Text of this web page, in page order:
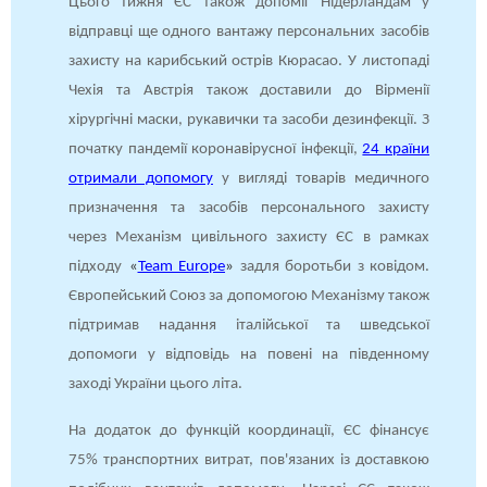
відправці ще одного вантажу персональних засобів
захисту на карибський острів Кюрасао. У листопаді
Чехія та Австрія також доставили до Вірменії
хірургічні маски, рукавички та засоби дезинфекції. З
початку пандемії коронавірусної інфекції,24 країни
отримали допомогу у вигляді товарів медичного
призначення та засобів персонального захисту
через Механізм цивільного захисту ЄС в рамках
підходу «Team Europe» задля боротьби з ковідом.
Європейський Союз за допомогою Механізму також
підтримав надання італійської та шведської
допомоги у відповідь на повені на південному
заході України цього літа.
На додаток до функцій координації, ЄС фінансує
75% транспортних витрат, пов'язаних із доставкою